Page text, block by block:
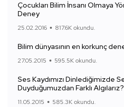
Çocukları Bilim İnsanı Olmaya
Deney
25.02.2016 817.6K okundu.
Bilim dünyasının en korkunç
27.05.2015 595.5K okundu.
Ses Kaydımızı Dinlediğimizde
Duyduğumuzdan Farklı Algılarız?
11.05.2015 585.3K okundu.